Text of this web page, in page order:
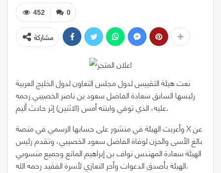
0
452
مشاركة
نعت هيئة التقييس لدول مجلس التعاون لدول الخليج العربية
رئيسها السابق سعادة الفاضل سعود بن ناصر الخصيبي رحمه
عليه، الذي توفي وابنته أمس (الاثنين) إثر حادث أليم.
وأعربت الهيئة في منشور على حسابها الرسمي في منصة X عن
بالغ الأسى والحزن لوفاة الفاضل سعود الخصيبي، وتقدم رئيس
الهيئة سعادة المهندس نواف بن إبراهيم المانع وجميع منسوبي
الهيئة بأصدق الدعوات وأحر التعازي لأسرة الفقيد رحمه الله.